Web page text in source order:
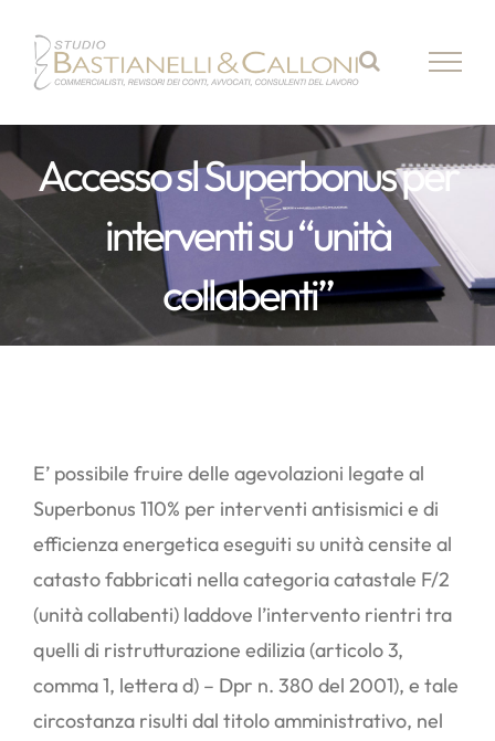
contenuto
Accesso sl Superbonus per
interventi su “unità
collabenti”
E’ possibile fruire delle agevolazioni legate al
Superbonus 110% per interventi antisismici e di
efficienza energetica eseguiti su unità censite al
catasto fabbricati nella categoria catastale F/2
(unità collabenti) laddove l’intervento rientri tra
quelli di ristrutturazione edilizia (articolo 3,
comma 1, lettera d) – Dpr n. 380 del 2001), e tale
circostanza risulti dal titolo amministrativo, nel